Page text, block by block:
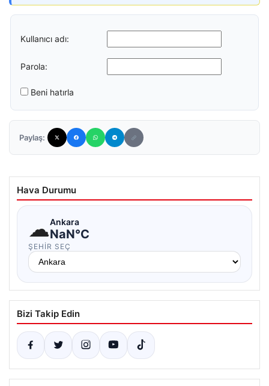
Kullanıcı adı:
Parola:
Beni hatırla
Paylaş:
Hava Durumu
☁Ankara
NaN°C
ŞEHIR SEÇ
Bizi Takip Edin